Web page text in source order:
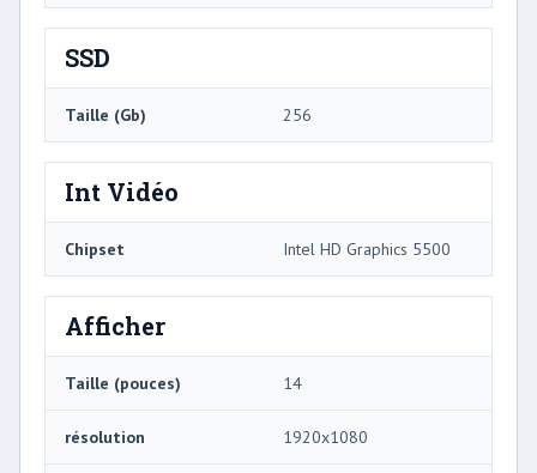
SSD
Taille (Gb) 256
Int Vidéo
Chipset Intel HD Graphics 5500
Afficher
Taille (pouces) 14
résolution 1920x1080